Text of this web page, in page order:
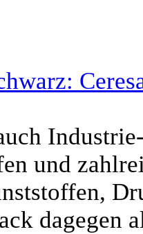
und
dagegen